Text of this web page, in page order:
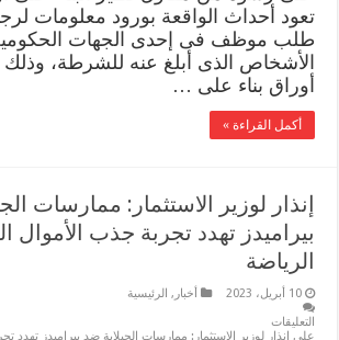
تعود أحداث الواقعة بورود معلومات
طلب موظف فى إحدى الجهات
الأشخاص الذى أبلغ عنه للشرطة،
أوراق بناء على …
أكمل القراءة »
إنذار لوزير الاستثمار: ممارسات
بيراميدز تهدد تجربة جذب الأموال
الرياضة
10 أبريل، 2023 أخبار , الرئيسية
التعليقات
على إنذار لوزير الاستثمار: ممارسات الجبلاية ضد بيراميدز تهدد